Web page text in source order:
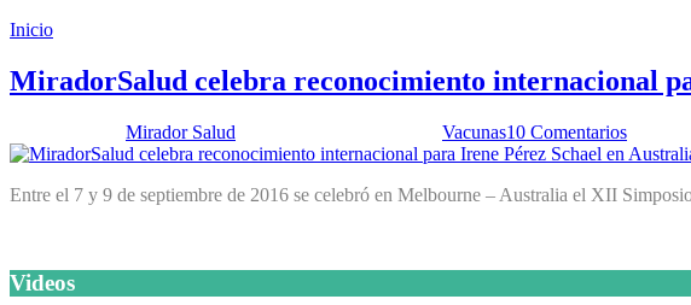
Inicio
MiradorSalud celebra reconocimiento internacional
Mirador Salud Vacunas10 Comentarios
Entre el 7 y 9 de septiembre de 2016 se celebró en Melbourne – Australia el XII
Videos